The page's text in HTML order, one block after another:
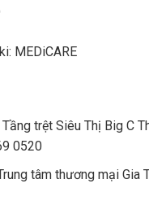
MEDiCARE
trệt Siêu Thị Big C
0520
tâm thương mại Gia